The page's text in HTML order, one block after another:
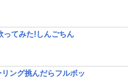
てみた!しんごちん
ング挑んだらフルボッ